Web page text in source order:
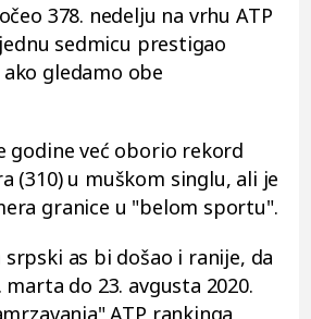
378. nedelju na vrhu ATP
sedmicu prestigao
gledamo obe
godine već oborio rekord
(310) u muškom singlu, ali je
granice u "belom sportu".
srpski as bi došao i ranije, da
do 23. avgusta 2020.
ATP rankinga